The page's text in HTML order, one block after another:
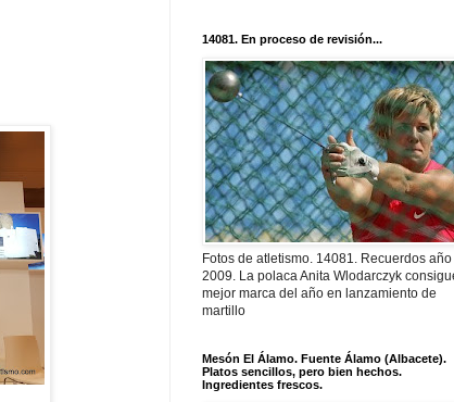
14081. En proceso de revisión...
Fotos de atletismo. 14081. Recuerdos año
2009. La polaca Anita Wlodarczyk
mejor marca del año en lanzamiento de
martillo
Mesón El Álamo. Fuente Álamo (Albacete).
Platos sencillos, pero bien hechos.
Ingredientes frescos.